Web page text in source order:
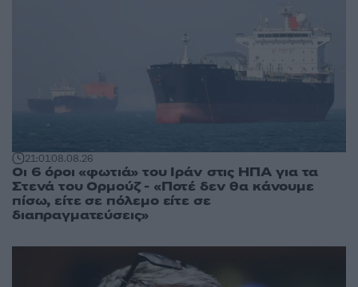
21:0108.08.26
Οι 6 όροι «φωτιά» του Ιράν στις ΗΠΑ για τα
Στενά του Ορμούζ - «Ποτέ δεν θα κάνουμε
πίσω, είτε σε πόλεμο είτε σε
διαπραγματεύσεις»